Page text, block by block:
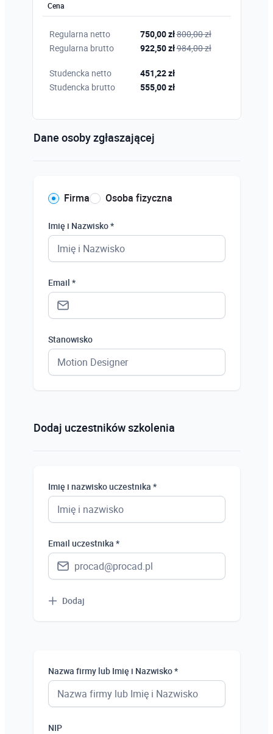
Cena
Regularna netto 750,00 zł800,00 zł
Regularna brutto
922,50 zł984,00 zł
Studencka netto
451,22 zł
Studencka brutto
555,00 zł
Dane osoby zgłaszającej
Firma Osoba fizyczna
Imię i Nazwisko *
Email *
Stanowisko
Dodaj uczestników szkolenia
Imię i nazwisko uczestnika *
Email uczestnika *
Dodaj
Nazwa firmy lub Imię i Nazwisko *
NIP
Uczeń
Bezrobotny